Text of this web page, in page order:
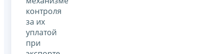
контроля
за их
уплатой
при